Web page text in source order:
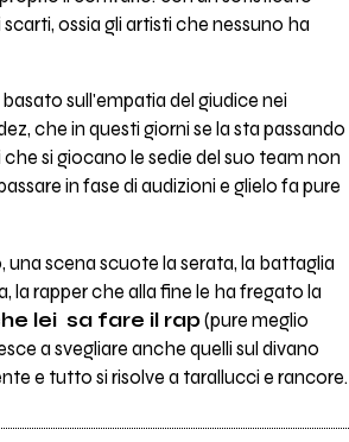
ossia gli artisti che nessuno ha
sull'empatia del giudice nei
che in questi giorni se la sta passando
si giocano le sedie del suo team non
in fase di audizioni e glielo fa pure
scena scuote la serata, la battaglia
la rapper che alla fine le ha fregato la
lei sa fare il rap(pure meglio
a svegliare anche quelli sul divano
e tutto si risolve a tarallucci e rancore.